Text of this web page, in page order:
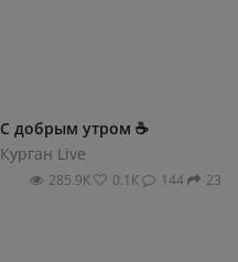
С добрым утром ☕️
Курган Live
285.9К 0.1К 144 23